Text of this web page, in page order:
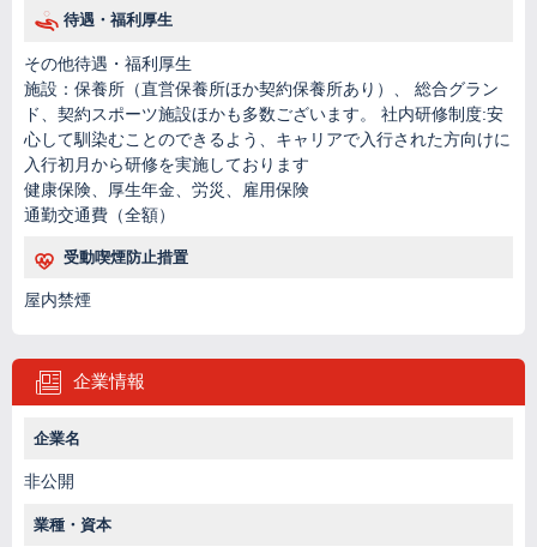
待遇・福利厚生
その他待遇・福利厚生
施設：保養所（直営保養所ほか契約保養所あり）、 総合グラン
ド、契約スポーツ施設ほかも多数ございます。 社内研修制度:安
心して馴染むことのできるよう、キャリアで入行された方向けに
入行初月から研修を実施しております
健康保険、厚生年金、労災、雇用保険
通勤交通費（全額）
受動喫煙防止措置
屋内禁煙
企業情報
企業名
非公開
業種・資本